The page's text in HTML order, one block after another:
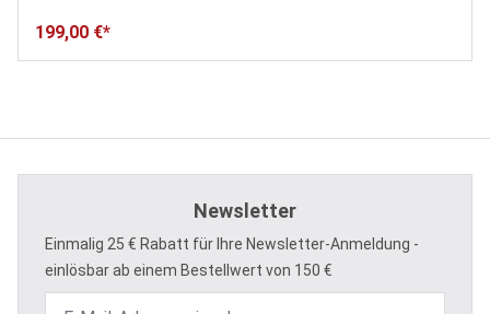
199,00 €*
Newsletter
Einmalig 25 € Rabatt für Ihre Newsletter-Anmeldung -
einlösbar ab einem Bestellwert von 150 €